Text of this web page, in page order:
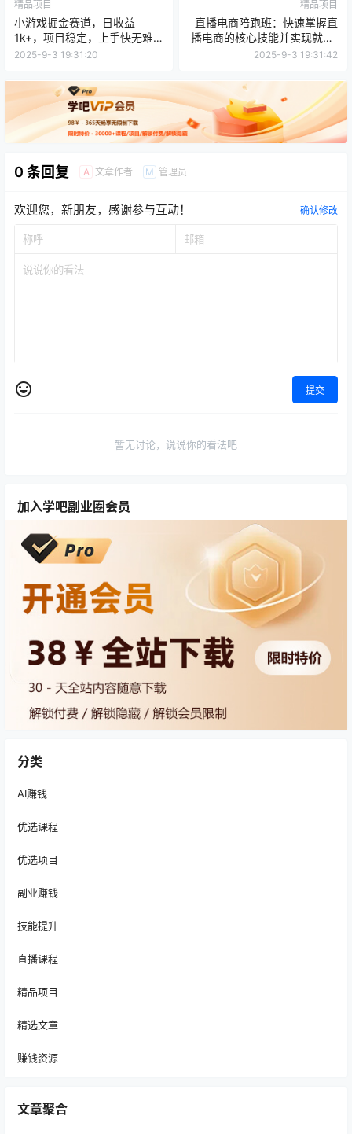
精品项目
小游戏掘金赛道，日收益
1k+，项目稳定，上手快无难
度，0门槛人人可做
2025-9-3 19:31:20
精品项目
直播电商陪跑班：快速掌握直
播电商的核心技能并实现就业/
创业目标
2025-9-3 19:31:42
0 条回复 A 文章作者 M 管理员
欢迎您，新朋友，感谢参与互动！ 确认修改
提交
暂无讨论，说说你的看法吧
加入学吧副业圈会员
分类
AI赚钱
优选课程
优选项目
副业赚钱
技能提升
直播课程
精品项目
精选文章
赚钱资源
文章聚合